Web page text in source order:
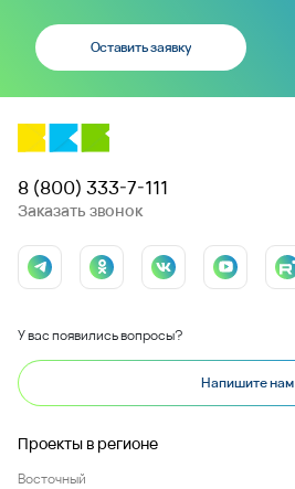
Оставить заявку
8 (800) 333-7-111
Заказать звонок
У вас появились вопросы?
Напишите нам
Проекты в регионе
Восточный